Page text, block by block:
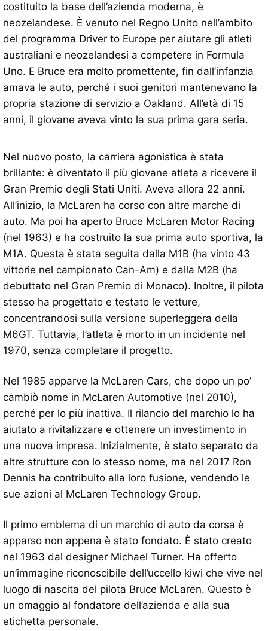
costituito la base dell’azienda moderna, è
neozelandese. È venuto nel Regno Unito nell’ambito
del programma Driver to Europe per aiutare gli atleti
australiani e neozelandesi a competere in Formula
Uno. E Bruce era molto promettente, fin dall’infanzia
amava le auto, perché i suoi genitori mantenevano la
propria stazione di servizio a Oakland. All’età di 15
anni, il giovane aveva vinto la sua prima gara seria.
Nel nuovo posto, la carriera agonistica è stata
brillante: è diventato il più giovane atleta a ricevere il
Gran Premio degli Stati Uniti. Aveva allora 22 anni.
All’inizio, la McLaren ha corso con altre marche di
auto. Ma poi ha aperto Bruce McLaren Motor Racing
(nel 1963) e ha costruito la sua prima auto sportiva, la
M1A. Questa è stata seguita dalla M1B (ha vinto 43
vittorie nel campionato Can-Am) e dalla M2B (ha
debuttato nel Gran Premio di Monaco). Inoltre, il pilota
stesso ha progettato e testato le vetture,
concentrandosi sulla versione superleggera della
M6GT. Tuttavia, l’atleta è morto in un incidente nel
1970, senza completare il progetto.
Nel 1985 apparve la McLaren Cars, che dopo un po’
cambiò nome in McLaren Automotive (nel 2010),
perché per lo più inattiva. Il rilancio del marchio lo ha
aiutato a rivitalizzare e ottenere un investimento in
una nuova impresa. Inizialmente, è stato separato da
altre strutture con lo stesso nome, ma nel 2017 Ron
Dennis ha contribuito alla loro fusione, vendendo le
sue azioni al McLaren Technology Group.
Il primo emblema di un marchio di auto da corsa è
apparso non appena è stato fondato. È stato creato
nel 1963 dal designer Michael Turner. Ha offerto
un’immagine riconoscibile dell’uccello kiwi che vive nel
luogo di nascita del pilota Bruce McLaren. Questo è
un omaggio al fondatore dell’azienda e alla sua
etichetta personale.